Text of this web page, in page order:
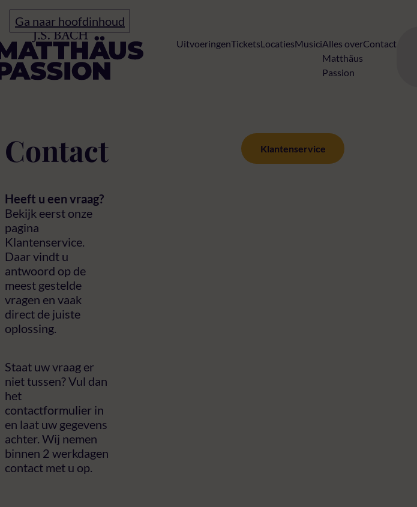
Ga naar hoofdinhoud
UitvoeringenTicketsLocatiesMusiciAlles over
Matthäus
Passion
Contact
Contact
Contact
Heeft u een vraag?
Bekijk eerst onze
pagina
Klantenservice.
Daar vindt u
antwoord op de
meest gestelde
vragen en vaak
direct de juiste
oplossing.
Staat uw vraag er
niet tussen? Vul dan
het
contactformulier in
en laat uw gegevens
achter. Wij nemen
binnen 2 werkdagen
contact met u op.
Klantenservice